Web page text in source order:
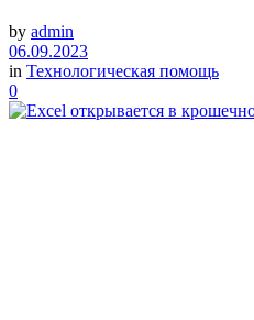
by admin
06.09.2023
in Технологическая помощь
0